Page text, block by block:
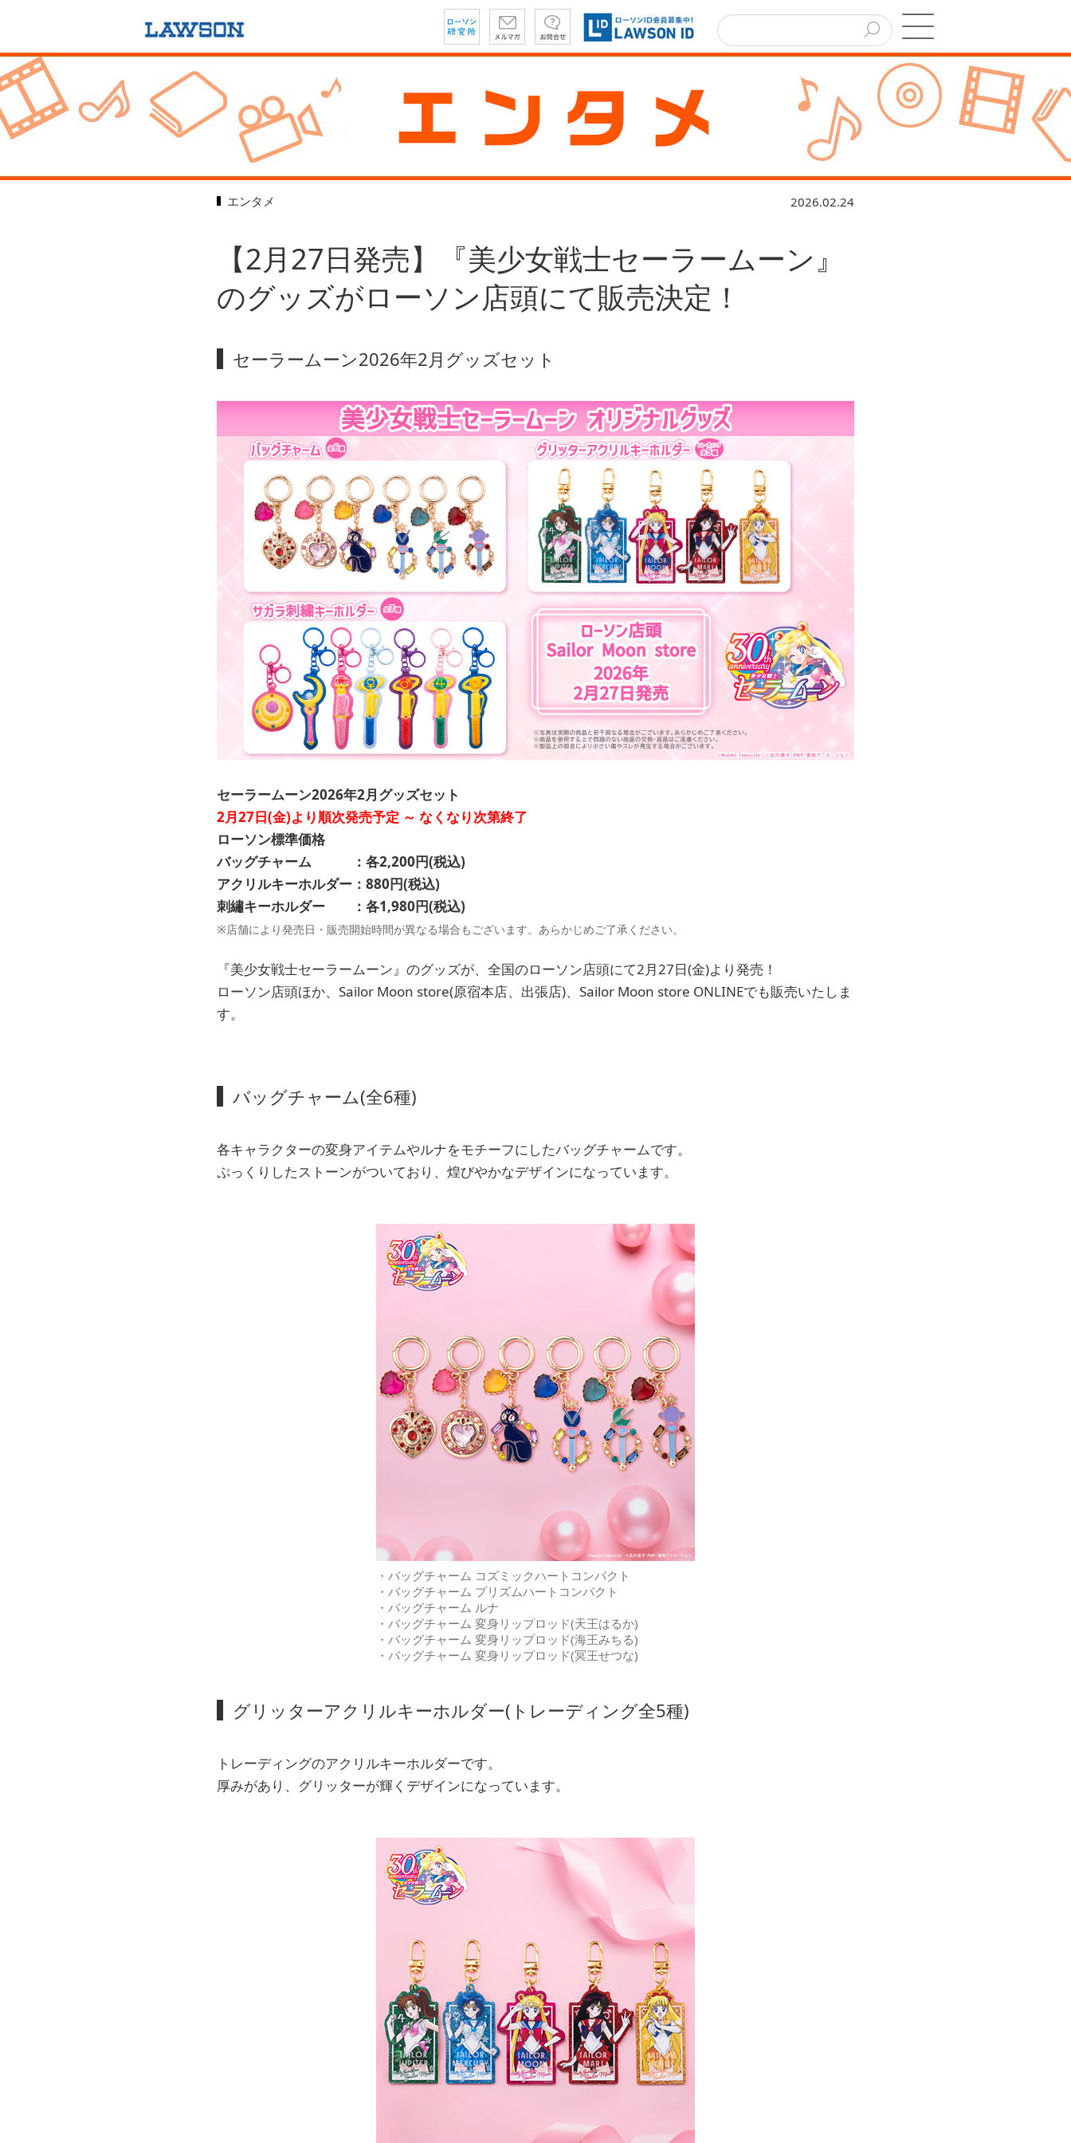
エンタメ 2026.02.24
【2月27日発売】『美少女戦士セーラームーン』
のグッズがローソン店頭にて販売決定！
セーラームーン2026年2月グッズセット
セーラームーン2026年2月グッズセット
2月27日(金)より順次発売予定 ～ なくなり次第終了
ローソン標準価格
バッグチャーム ：各2,200円(税込)
アクリルキーホルダー：880円(税込)
刺繡キーホルダー ：各1,980円(税込)
※店舗により発売日・販売開始時間が異なる場合もございます。あらかじめご了承ください。
『美少女戦士セーラームーン』のグッズが、全国のローソン店頭にて2月27日(金)より発売！
ローソン店頭ほか、Sailor Moon store(原宿本店、出張店)、Sailor Moon store ONLINEでも販売いたしま
す。
バッグチャーム(全6種)
各キャラクターの変身アイテムやルナをモチーフにしたバッグチャームです。
ぷっくりしたストーンがついており、煌びやかなデザインになっています。
・バッグチャーム コズミックハートコンパクト
・バッグチャーム プリズムハートコンパクト
・バッグチャーム ルナ
・バッグチャーム 変身リップロッド(天王はるか)
・バッグチャーム 変身リップロッド(海王みちる)
・バッグチャーム 変身リップロッド(冥王せつな)
グリッターアクリルキーホルダー(トレーディング全5種)
トレーディングのアクリルキーホルダーです。
厚みがあり、グリッターが輝くデザインになっています。